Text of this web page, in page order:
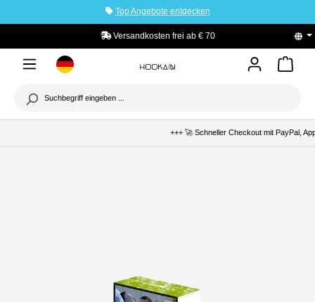
Top Angebote entdecken
Versandkosten frei ab € 70 PayPal
+++ 🚀 Schneller Checkout mit PayPal, Apple